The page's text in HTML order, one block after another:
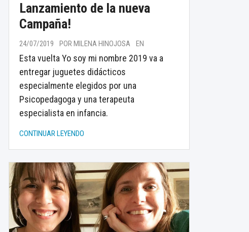
Lanzamiento de la nueva
Campaña!
24/07/2019 POR MILENA HINOJOSA EN
Esta vuelta Yo soy mi nombre 2019 va a
entregar juguetes didácticos
especialmente elegidos por una
Psicopedagoga y una terapeuta
especialista en infancia.
CONTINUAR LEYENDO